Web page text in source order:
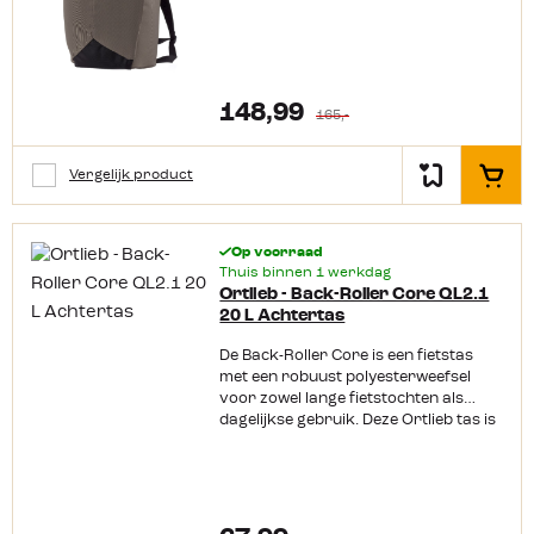
148,99 165,-
Vergelijk product In het
Op voorraad
Thuis binnen 1 werkdag
Ortlieb - Back-Roller Core QL2.1
20 L Achtertas
De Back-Roller Core is een fietstas
met een robuust polyesterweefsel
voor zowel lange fietstochten als
dagelijkse gebruik. Deze Ortlieb tas is
voor een eenvoudige en snelle